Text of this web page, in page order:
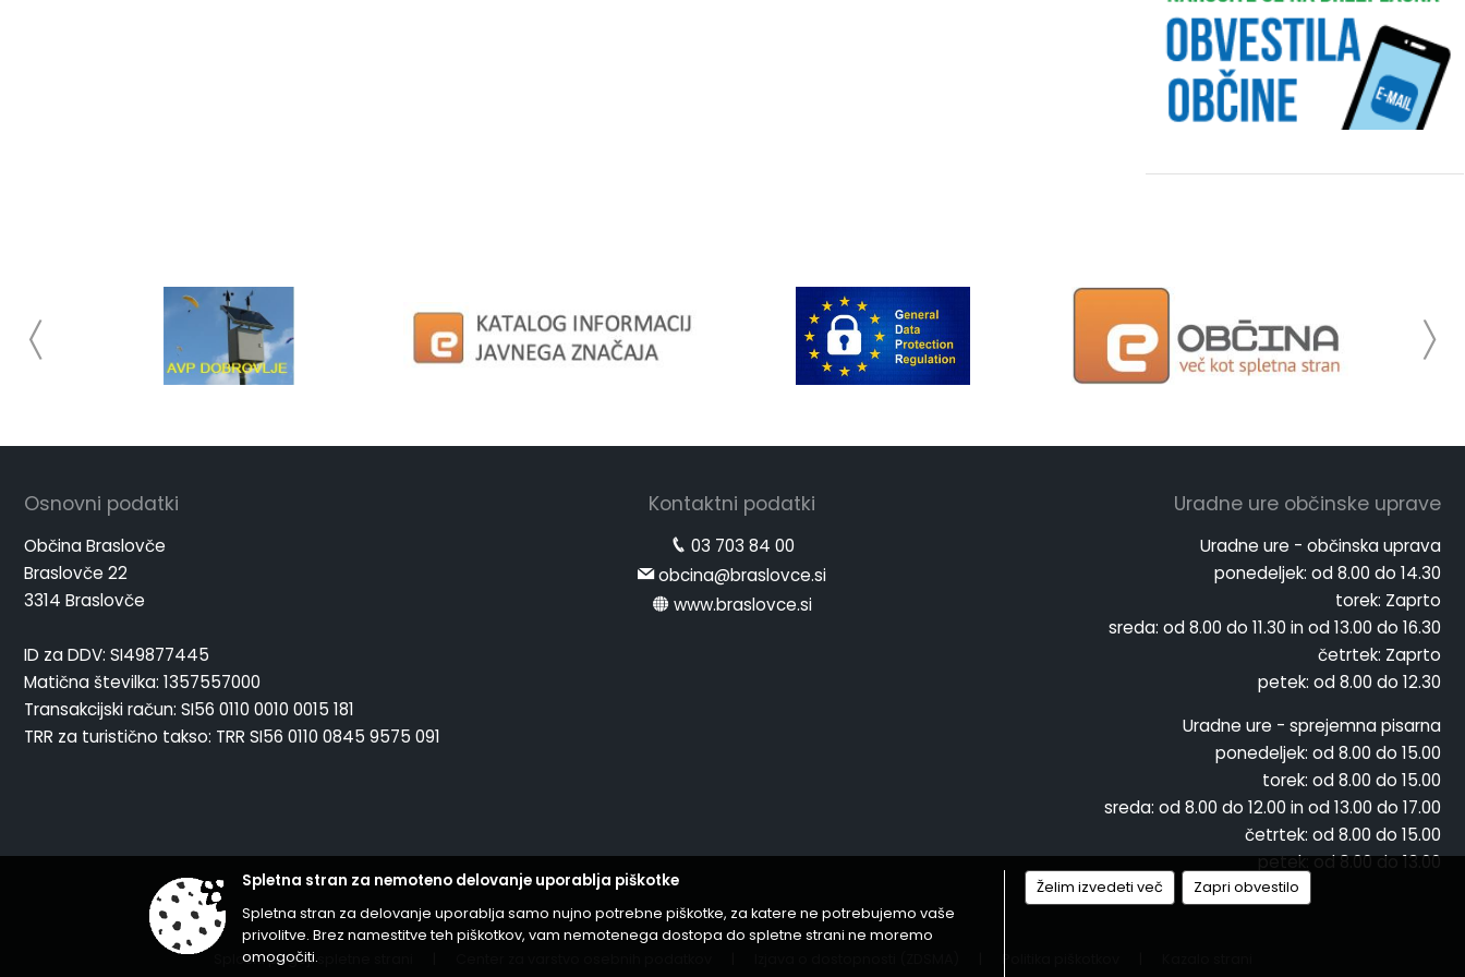
Osnovni podatki
Občina Braslovče
Braslovče 22
3314 Braslovče
ID za DDV: SI49877445
Matična številka: 1357557000
Transakcijski račun: SI56 0110 0010 0015 181
TRR za turistično takso: TRR SI56 0110 0845 9575 091
Kontaktni podatki
03 703 84 00
obcina@braslovce.si
www.braslovce.si
Uradne ure občinske uprave
Uradne ure - občinska uprava
ponedeljek: od 8.00 do 14.30
torek: Zaprto
sreda: od 8.00 do 11.30 in od 13.00 do 16.30
četrtek: Zaprto
petek: od 8.00 do 12.30
Uradne ure - sprejemna pisarna
ponedeljek: od 8.00 do 15.00
torek: od 8.00 do 15.00
sreda: od 8.00 do 12.00 in od 13.00 do 17.00
četrtek: od 8.00 do 15.00
petek:od 8.00 do 13.00
Splošni pogoji spletne strani
Spletna stran za nemoteno delovanje uporablja piškotke
Spletna stran za delovanje uporablja samo nujno potrebne piškotke, za katere ne potrebujemo vaše
privolitve. Brez namestitve teh piškotkov, vam nemotenega dostopa do spletne strani ne moremo
omogočiti.
Želim izvedeti več Zapri obvestilo